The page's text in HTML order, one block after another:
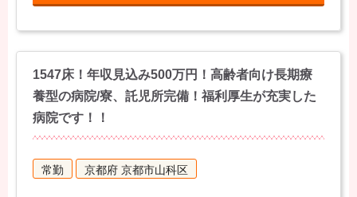
1547床！年収見込み500万円！高齢者向け長期療
養型の病院/寮、託児所完備！福利厚生が充実した
病院です！！
常勤 京都府 京都市山科区